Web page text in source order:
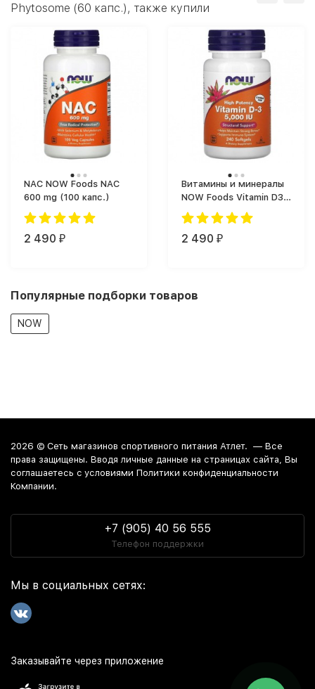
Phytosome (60 капс.), также купили
NAC NOW Foods NAC
600 mg (100 капс.)
2 490 ₽
Витамины и минералы
NOW Foods Vitamin D3
5000 IU (125 mcg) (240
капс.)
2 490 ₽
Популярные подборки товаров
NOW
2026 © Сеть магазинов спортивного питания Атлет. — Все
права защищены. Вводя личные данные на страницах сайта, Вы
соглашаетесь c условиями Политики конфиденциальности
Компании.
+7 (905) 40 56 555
Телефон поддержки
Мы в социальных сетях:
Заказывайте через приложение